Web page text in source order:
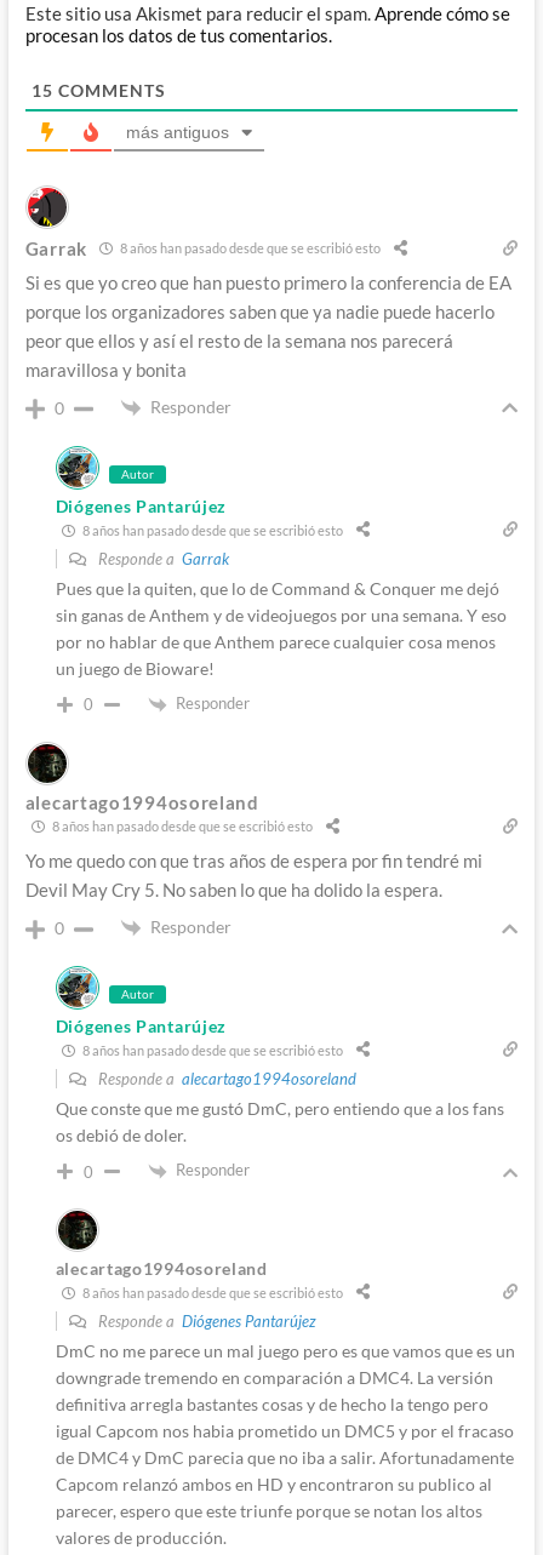
Este sitio usa Akismet para reducir el spam.Aprende cómo se
procesan los datos de tus comentarios.
15 COMMENTS
más antiguos
Garrak 8 años han pasado desde que se escribió esto
Si es que yo creo que han puesto primero la conferencia de EA
porque los organizadores saben que ya nadie puede hacerlo
peor que ellos y así el resto de la semana nos parecerá
maravillosa y bonita
0 Responder
Autor
Diógenes Pantarújez
8 años han pasado desde que se escribió esto
Responde a Garrak
Pues que la quiten, que lo de Command & Conquer me dejó
sin ganas de Anthem y de videojuegos por una semana. Y eso
por no hablar de que Anthem parece cualquier cosa menos
un juego de Bioware!
0 Responder
alecartago1994osoreland
8 años han pasado desde que se escribió esto
Yo me quedo con que tras años de espera por fin tendré mi
Devil May Cry 5. No saben lo que ha dolido la espera.
0 Responder
Autor
Diógenes Pantarújez
8 años han pasado desde que se escribió esto
Responde a alecartago1994osoreland
Que conste que me gustó DmC, pero entiendo que a los fans
os debió de doler.
0 Responder
alecartago1994osoreland
8 años han pasado desde que se escribió esto
Responde a Diógenes Pantarújez
DmC no me parece un mal juego pero es que vamos que es un
downgrade tremendo en comparación a DMC4. La versión
definitiva arregla bastantes cosas y de hecho la tengo pero
igual Capcom nos habia prometido un DMC5 y por el fracaso
de DMC4 y DmC parecia que no iba a salir. Afortunadamente
Capcom relanzó ambos en HD y encontraron su publico al
parecer, espero que este triunfe porque se notan los altos
valores de producción.